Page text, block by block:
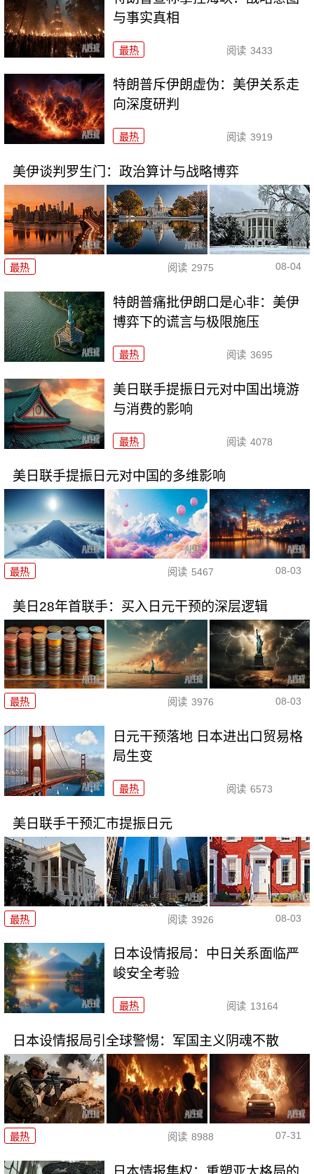
与事实真相
最热 阅读 3433
特朗普斥伊朗虚伪：美伊关系走
向深度研判
最热 阅读 3919
美伊谈判罗生门：政治算计与战略博弈
最热 阅读 2975 08-04
特朗普痛批伊朗口是心非：美伊
博弈下的谎言与极限施压
最热 阅读 3695
美日联手提振日元对中国出境游
与消费的影响
最热 阅读 4078
美日联手提振日元对中国的多维影响
最热 阅读 5467 08-03
美日28年首联手：买入日元干预的深层逻辑
最热 阅读 3976 08-03
日元干预落地 日本进出口贸易格
局生变
最热 阅读 6573
美日联手干预汇市提振日元
最热 阅读 3926 08-03
日本设情报局：中日关系面临严
峻安全考验
最热 阅读 13164
日本设情报局引全球警惕：军国主义阴魂不散
最热 阅读 8988 07-31